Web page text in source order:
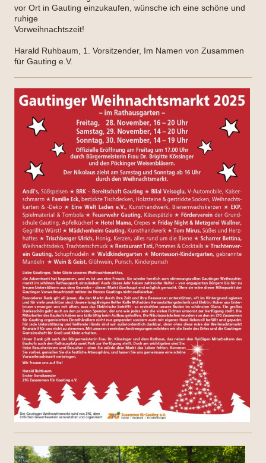
vor Ort in Gauting einzukaufen, wünsche ich eine schöne und
ruhige
Vorweihnachtszeit!
Harald Ruhbaum, 1. Vorsitzender, Im Namen von Zusammen
für Gauting e.V.